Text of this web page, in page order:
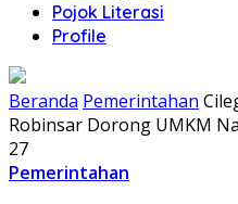
Pojok Literasi
Profile
Beranda Pemerintahan
Robinsar Dorong UMKM
27
Pemerintahan